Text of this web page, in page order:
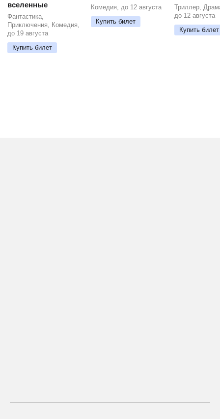
вселенные
Фантастика,
Приключения, Комедия,
до 19 августа
Купить билет
Комедия, до 12 августа
Купить билет
Триллер,
до 12 августа
Купить билет